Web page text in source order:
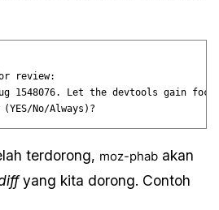
review:
Bug 1548076. Let the devtools gain
terdorong, moz-phab akan
yang kita dorong. Contoh